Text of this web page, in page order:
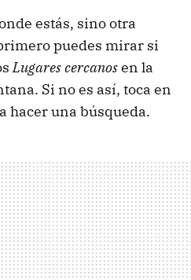
estás, sino otra
puedes mirar si
Lugares cercanosen la
Si no es así, toca en
hacer una búsqueda.